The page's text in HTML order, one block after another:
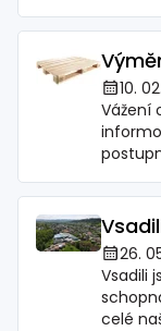
10.
Vážení
26.
Vsadili
celé